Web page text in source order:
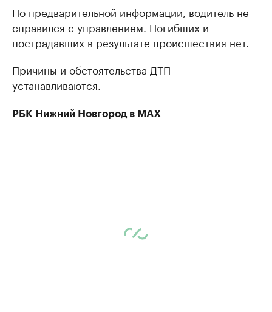
По предварительной информации, водитель не
справился с управлением. Погибших и
пострадавших в результате происшествия нет.
Причины и обстоятельства ДТП
устанавливаются.
РБК Нижний Новгород в МАХ